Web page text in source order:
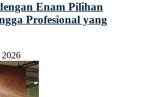
Enam Pilihan
Profesional yang